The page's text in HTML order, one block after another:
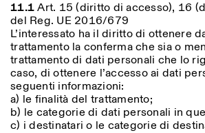
11.1Art. 15 (diritto di accesso), 16
del Reg. UE 2016/679
L’interessato ha il diritto di ottenere
trattamento la conferma che sia o
trattamento di dati personali che lo
caso, di ottenere l’accesso ai dati
seguenti informazioni:
a) le finalità del trattamento;
b) le categorie di dati personali in
c) i destinatari o le categorie di